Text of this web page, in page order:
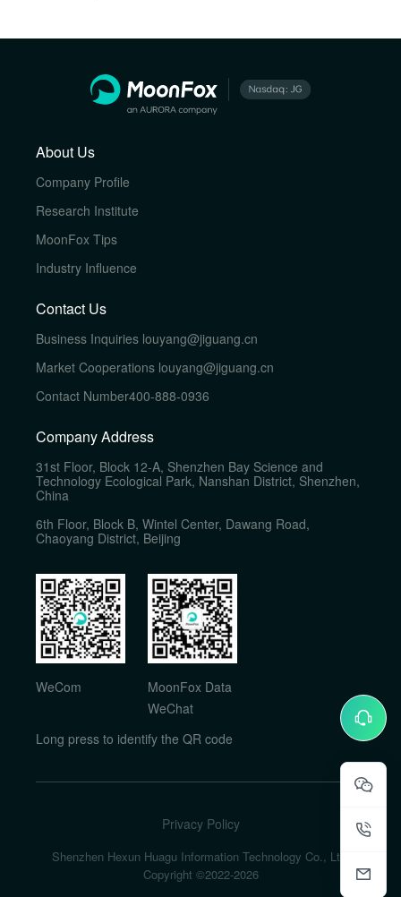
About Us
Company Profile
Research Institute
MoonFox Tips
Industry Influence
Contact Us
Business Inquiries louyang@jiguang.cn
Market Cooperations louyang@jiguang.cn
Contact Number400-888-0936
Company Address
31st Floor, Block 12-A, Shenzhen Bay Science and
Technology Ecological Park, Nanshan District, Shenzhen,
China
6th Floor, Block B, Wintel Center, Dawang Road,
Chaoyang District, Beijing
WeCom
MoonFox Data
WeChat
Long press to identify the QR code
Privacy Policy
Shenzhen Hexun Huagu Information Technology Co., Ltd.
Copyright ©2022-2026